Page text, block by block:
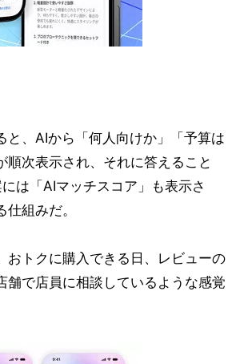
と、AIから「何人向けか」「予算は
次表示され、それに答えること
は「AIマッチスコア」も表示さ
組みだ。
おトクに購入できる日、レビューの
で店員に相談しているような感覚